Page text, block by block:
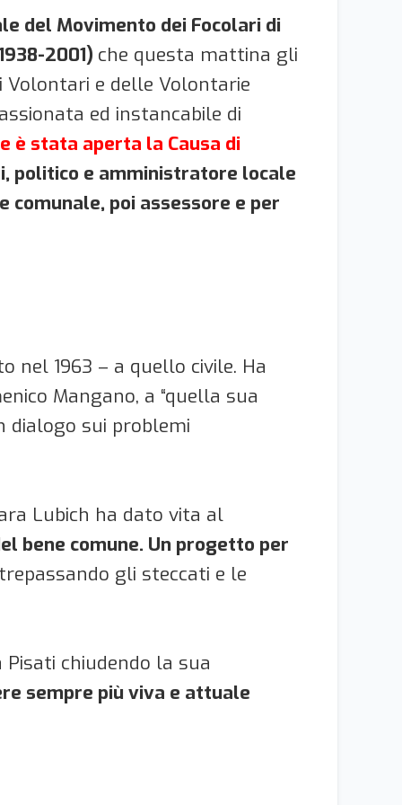
del Movimento dei Focolari di
2001) che questa mattina gli
e delle Volontarie
ed instancabile di
è stata aperta la Causa di
politico e amministratore locale
comunale, poi assessore e per
nel 1963 – a quello civile. Ha
Mangano, a “quella sua
dialogo sui problemi
Lubich ha dato vita al
bene comune. Un progetto per
gli steccati e le
chiudendo la sua
sempre più viva e attuale